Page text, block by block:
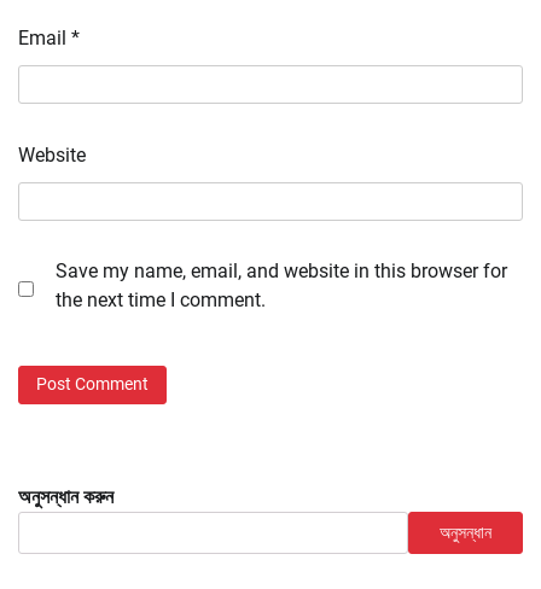
Email *
Website
Save my name, email, and website in this browser for
the next time I comment.
অনুসন্ধান করুন
অনুসন্ধান